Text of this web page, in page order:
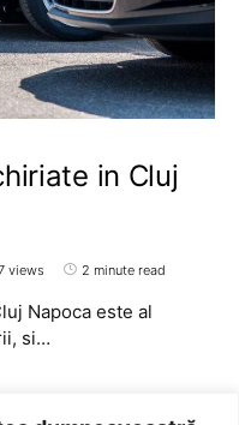
in Cluj
views 2 minute read
Napoca este al
si…